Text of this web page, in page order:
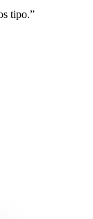
tipo.”